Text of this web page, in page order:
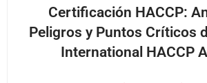
Certificación HACCP:
Peligros y Puntos Críticos
International HACCP